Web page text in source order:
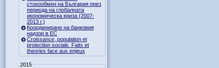
стокообмен на България през
периода на глобалната
икономическа криза (2007-
2013 г.)
Координиране на банковия
надзор в ЕС
Croissance, population et
protection sociale. Faits et
theories face aux enjeux
2015